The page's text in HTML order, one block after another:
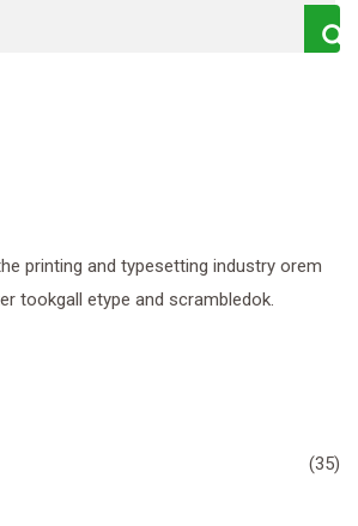
printing and typesetting industry orem
tookgall etype and scrambledok.
(35)